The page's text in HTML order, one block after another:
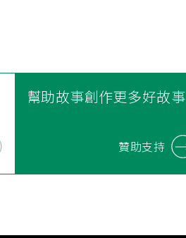
幫助故事創作更多好故事
贊助支持